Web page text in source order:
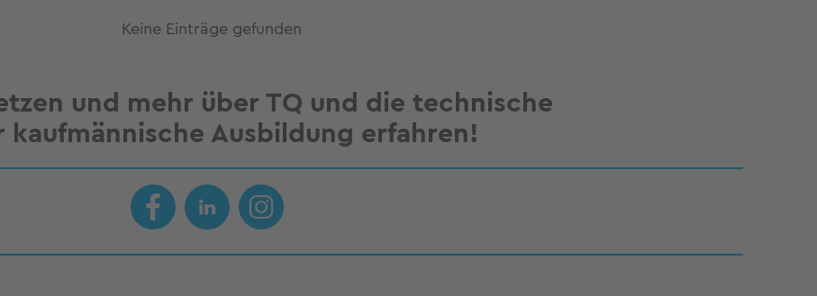
Keine Einträge gefunden
und mehr über TQ und die technische
kaufmännische Ausbildung erfahren!